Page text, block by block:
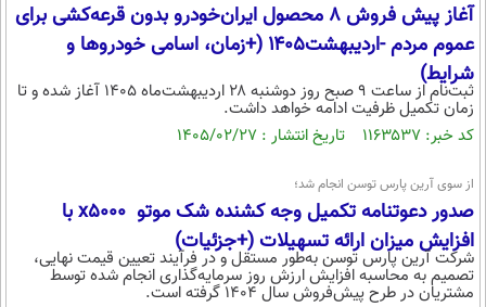
آغاز پیش فروش ۸ محصول ایران‌خودرو بدون قرعه‌کشی برای
عموم مردم -اردیبهشت۱۴۰۵ (+زمان، اسامی خودروها و
شرایط)
ثبت‌نام از ساعت ۹ صبح روز دوشنبه ۲۸ اردیبهشت‌ماه ۱۴۰۵ آغاز شده و تا
زمان تکمیل ظرفیت ادامه خواهد داشت.
کد خبر: ۱۱۶۳۵۳۷ تاریخ انتشار : ۱۴۰۵/۰۲/۲۷
از سوی آرین پارس توسن انجام شد؛
صدور دعوتنامه تکمیل وجه کشنده شک موتو x5000 با
افزایش میزان ارائه تسهیلات (+جزئیات)
شرکت آرین پارس توسن به‌طور مستقل و در فرآیند تعیین قیمت نهایی،
تصمیم به محاسبه افزایش ارزش روز سرمایه‌گذاری انجام‌ شده توسط
مشتریان در طرح پیش‌فروش سال ۱۴۰۴ گرفته است.